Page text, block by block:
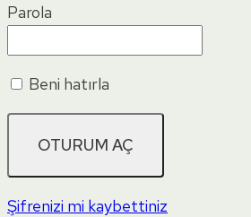
Parola
Beni hatırla
Şifrenizi mi kaybettiniz